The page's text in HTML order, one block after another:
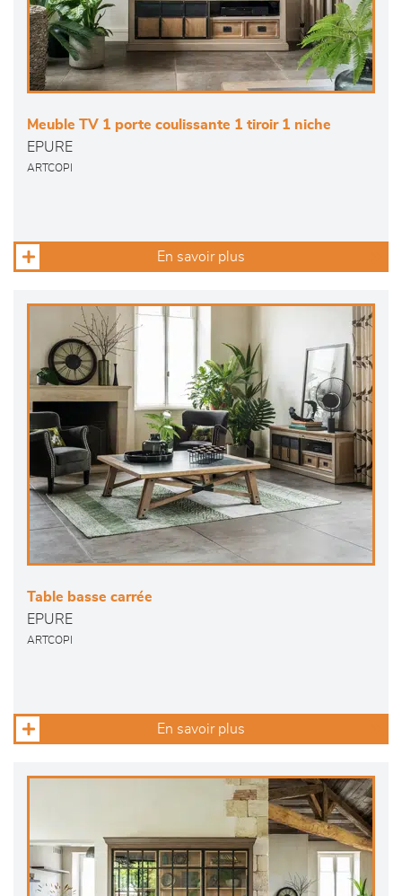
Meuble TV 1 porte coulissante 1 tiroir 1 niche
EPURE
ARTCOPI
En savoir plus
Table basse carrée
EPURE
ARTCOPI
En savoir plus